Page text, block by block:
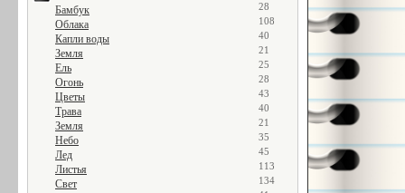
Бамбук 28
Облака 108
Капли воды 40
Земля 21
Ель 25
Огонь 28
Цветы 43
Трава 40
Земля 21
Небо 35
Лед 45
Листья 113
Свет 134